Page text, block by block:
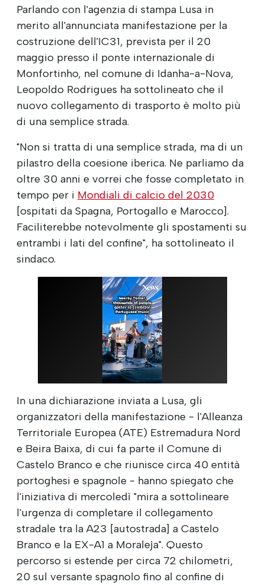
Parlando con l'agenzia di stampa Lusa in
merito all'annunciata manifestazione per la
costruzione dell'IC31, prevista per il 20
maggio presso il ponte internazionale di
Monfortinho, nel comune di Idanha-a-Nova,
Leopoldo Rodrigues ha sottolineato che il
nuovo collegamento di trasporto è molto più
di una semplice strada.
"Non si tratta di una semplice strada, ma di un
pilastro della coesione iberica. Ne parliamo da
oltre 30 anni e vorrei che fosse completato in
tempo per i Mondiali di calcio del 2030
[ospitati da Spagna, Portogallo e Marocco].
Faciliterebbe notevolmente gli spostamenti su
entrambi i lati del confine", ha sottolineato il
sindaco.
In una dichiarazione inviata a Lusa, gli
organizzatori della manifestazione - l'Alleanza
Territoriale Europea (ATE) Estremadura Nord
e Beira Baixa, di cui fa parte il Comune di
Castelo Branco e che riunisce circa 40 entità
portoghesi e spagnole - hanno spiegato che
l'iniziativa di mercoledì "mira a sottolineare
l'urgenza di completare il collegamento
stradale tra la A23 [autostrada] a Castelo
Branco e la EX-A1 a Moraleja". Questo
percorso si estende per circa 72 chilometri,
20 sul versante spagnolo fino al confine di